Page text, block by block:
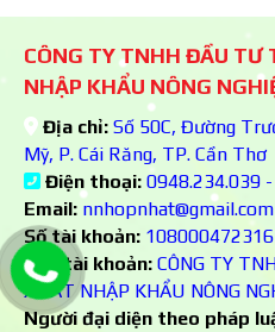
CÔNG TY TNHH ĐẦU TƯ
NHẬP KHẨU NÔNG
Địa chỉ:Số 50C, Đường
Mỹ, P. Cái Răng, TP. Cần Thơ
Điện thoại: 0948.234.039
Email: nnhopnhat@gmail.com
Số tài khoản: 108000472316
Chủ tài khoản: CÔNG TY
XUẤT NHẬP KHẨU NÔNG
Người đại diện theo pháp